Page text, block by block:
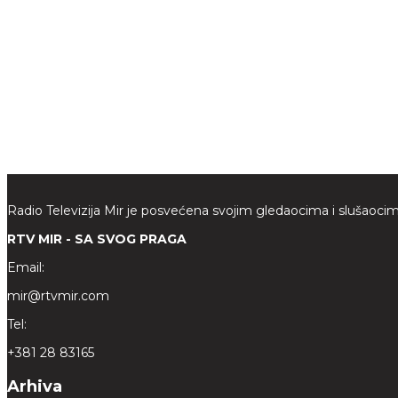
Radio Televizija Mir je posvećena svojim gledaocima i
RTV MIR - SA SVOG PRAGA
Email:
mir@rtvmir.com
Tel:
+381 28 83165
Arhiva